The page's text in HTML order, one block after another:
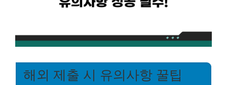
해외 제출 시 유의사항 꿀팁